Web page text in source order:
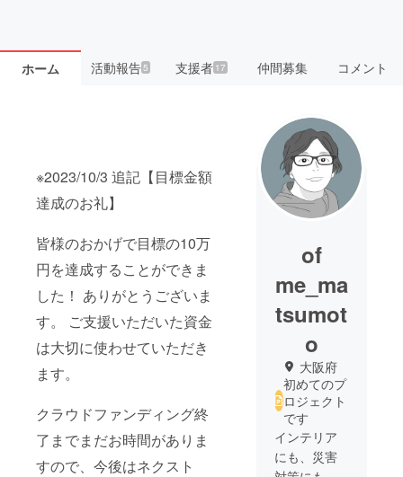
ホーム 活動報告5 支援者 17 仲間募集 コメント
※2023/10/3 追記【目標金額
達成のお礼】
皆様のおかげで目標の10万
円を達成することができま
した！ ありがとうございま
す。 ご支援いただいた資金
は大切に使わせていただき
ます。
クラウドファンディング終
了までまだお時間がありま
すので、今後はネクスト
of
me_ma
tsumot
o
大阪府
初めてのプ
ロジェクト
です
インテリア
にも、災害